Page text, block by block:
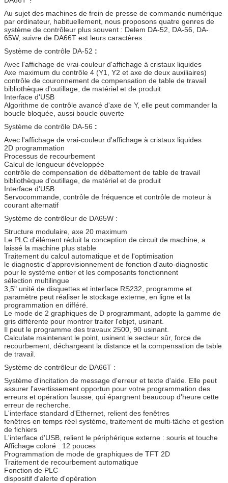
Au sujet des machines de frein de presse de commande numérique
par ordinateur, habituellement, nous proposons quatre genres de
système de contrôleur plus souvent : Delem DA-52, DA-56, DA-
65W, suivre de DA66T est leurs caractères :
Système de contrôle DA-52 :
Avec l'affichage de vrai-couleur d'affichage à cristaux liquides
Axe maximum du contrôle 4 (Y1, Y2 et axe de deux auxiliaires)
contrôle de couronnement de compensation de table de travail
bibliothèque d'outillage, de matériel et de produit
Interface d'USB
Algorithme de contrôle avancé d'axe de Y, elle peut commander la
boucle bloquée, aussi boucle ouverte
Système de contrôle DA-56 :
Avec l'affichage de vrai-couleur d'affichage à cristaux liquides
2D programmation
Processus de recourbement
Calcul de longueur développée
contrôle de compensation de débattement de table de travail
bibliothèque d'outillage, de matériel et de produit
Interface d'USB
Servocommande, contrôle de fréquence et contrôle de moteur à
courant alternatif
Système de contrôleur de DA65W :
Structure modulaire, axe 20 maximum
Le PLC d'élément réduit la conception de circuit de machine, a
laissé la machine plus stable
Traitement du calcul automatique et de l'optimisation
le diagnostic d'approvisionnement de fonction d'auto-diagnostic
pour le système entier et les composants fonctionnent
sélection multilingue
3,5" unité de disquettes et interface RS232, programme et
paramètre peut réaliser le stockage externe, en ligne et la
programmation en différé.
Le mode de 2 graphiques de D programmant, adopte la gamme de
gris différente pour montrer traiter l'objet, usinant.
Il peut le programme des travaux 2500, 90 usinant.
Calculate maintenant le point, usinent le secteur sûr, force de
recourbement, déchargeant la distance et la compensation de table
de travail.
Système de contrôleur de DA66T :
Système d'incitation de message d'erreur et texte d'aide. Elle peut
assurer l'avertissement opportun pour votre programmation des
erreurs et opération fausse, qui épargnent beaucoup d'heure cette
erreur de recherche.
L'interface standard d'Ethernet, relient des fenêtres
fenêtres en temps réel système, traitement de multi-tâche et gestion
de fichiers
L'interface d'USB, relient le périphérique externe : souris et touche
Affichage coloré : 12 pouces
Programmation de mode de graphiques de TFT 2D
Traitement de recourbement automatique
Fonction de PLC
dispositif d'alerte d'opération